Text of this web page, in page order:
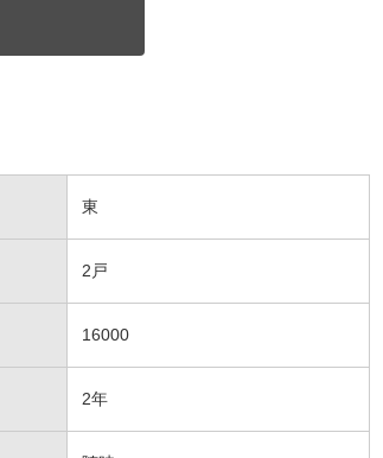
東
2戸
16000
2年